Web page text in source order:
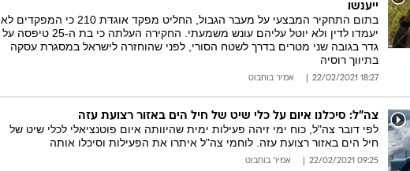
ייענשו
בתום התחקיר המבצעי על מעבר הגבול, החליט מפקד אוגדת 210 כי המפקדים לא
יעמדו לדין ולא יוטל עליהם עונש משמעתי. החקירה העלתה כי בת ה-25 טיפסה על
גדר בגובה שני מטרים בדרך לשטח הסורי, לפני שהוחזרה לישראל במסגרת עסקה
בתיווך רוסיה
18:27 22/02/2021 אמיר בוחבוט
צה"ל: סיכלנו איום על כלי שיט של חיל הים באזור רצועת עזה
לפי דובר צה"ל, כוח ימי זיהה פעילות ימית שהיוותה איום פוטנציאלי לכלי שיט של
חיל הים באזור רצועת עזה. לוחמי צה"ל איתרו את הפעילות וסיכלו אותה
09:25 22/02/2021 אמיר בוחבוט